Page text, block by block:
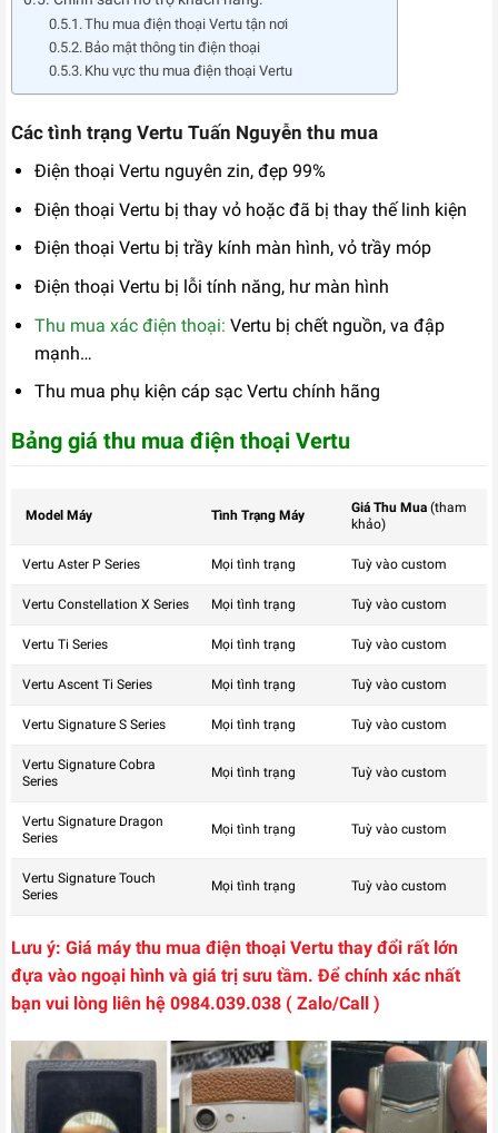
Thu mua điện thoại Vertu tận nơi
Bảo mật thông tin điện thoại
Khu vực thu mua điện thoại Vertu
Các tình trạng Vertu Tuấn Nguyễn thu mua
Điện thoại Vertu nguyên zin, đẹp 99%
Điện thoại Vertu bị thay vỏ hoặc đã bị thay thế linh kiện
Điện thoại Vertu bị trầy kính màn hình, vỏ trầy móp
Điện thoại Vertu bị lỗi tính năng, hư màn hình
Thu mua xác điện thoại: Vertu bị chết nguồn, va đập
mạnh…
Thu mua phụ kiện cáp sạc Vertu chính hãng
Bảng giá thu mua điện thoại Vertu
Model Máy Tình Trạng Máy Giá Thu Mua (tham
khảo)
Vertu Aster P Series Mọi tình trạng Tuỳ vào custom
Vertu Constellation X Series Mọi tình trạng Tuỳ vào custom
Vertu Ti Series Mọi tình trạng Tuỳ vào custom
Vertu Ascent Ti Series Mọi tình trạng Tuỳ vào custom
Vertu Signature S Series Mọi tình trạng Tuỳ vào custom
Vertu Signature Cobra
Series
Mọi tình trạng Tuỳ vào custom
Vertu Signature Dragon
Series
Mọi tình trạng Tuỳ vào custom
Vertu Signature Touch
Series
Mọi tình trạng Tuỳ vào custom
Lưu ý: Giá máy thu mua điện thoại Vertu thay đổi rất lớn
đựa vào ngoại hình và giá trị sưu tầm. Để chính xác nhất
bạn vui lòng liên hệ 0984.039.038 ( Zalo/Call )